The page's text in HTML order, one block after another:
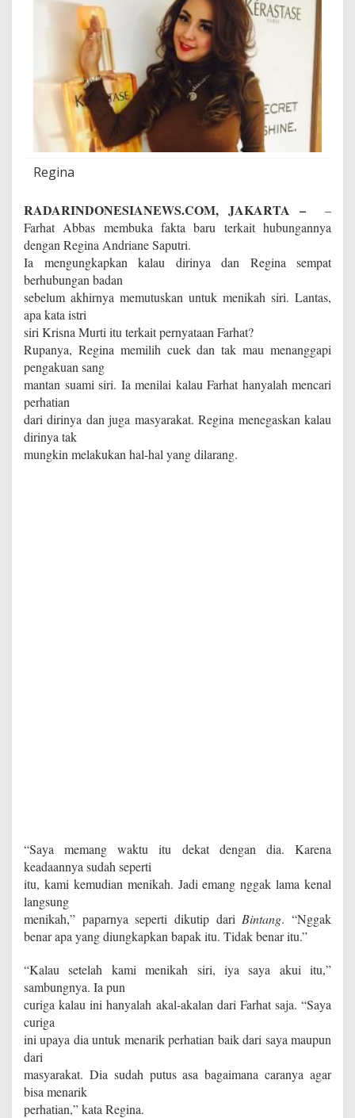
r
F
a
h
a
b
e
l
u
m
N
i
h
?
Regina
RADARINDONESIANEWS.COM, JAKARTA –
–
Farhat Abbas membuka fakta baru terkait hubungannya
dengan Regina Andriane Saputri.
Ia mengungkapkan kalau dirinya dan Regina sempat
berhubungan badan
sebelum akhirnya memutuskan untuk menikah siri. Lantas,
apa kata istri
siri Krisna Murti itu terkait pernyataan Farhat?
Rupanya, Regina memilih cuek dan tak mau menanggapi
pengakuan sang
mantan suami siri. Ia menilai kalau Farhat hanyalah mencari
perhatian
dari dirinya dan juga masyarakat. Regina menegaskan kalau
dirinya tak
mungkin melakukan hal-hal yang dilarang.
“Saya memang waktu itu dekat dengan dia. Karena
keadaannya sudah seperti
itu, kami kemudian menikah. Jadi emang nggak lama kenal
langsung
menikah,” paparnya seperti dikutip dari Bintang. “Nggak
benar apa yang diungkapkan bapak itu. Tidak benar itu.”
“Kalau setelah kami menikah siri, iya saya akui itu,”
sambungnya. Ia pun
curiga kalau ini hanyalah akal-akalan dari Farhat saja. “Saya
curiga
ini upaya dia untuk menarik perhatian baik dari saya maupun
dari
masyarakat. Dia sudah putus asa bagaimana caranya agar
bisa menarik
perhatian,” kata Regina.